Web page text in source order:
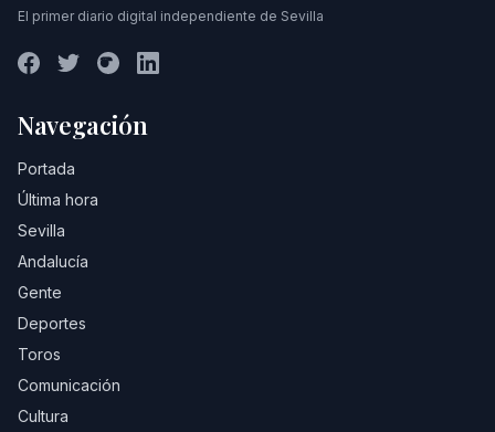
El primer diario digital independiente de Sevilla
Navegación
Portada
Última hora
Sevilla
Andalucía
Gente
Deportes
Toros
Comunicación
Cultura